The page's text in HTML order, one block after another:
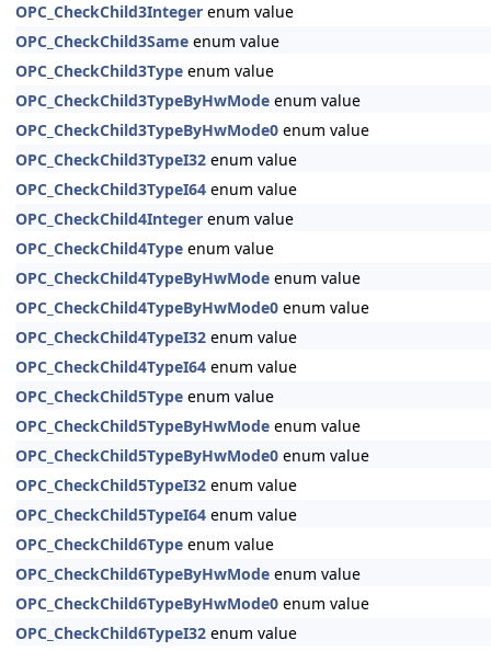
OPC_CheckChild3Integer enum value
OPC_CheckChild3Same enum value
OPC_CheckChild3Type enum value
OPC_CheckChild3TypeByHwMode enum value
OPC_CheckChild3TypeByHwMode0 enum value
OPC_CheckChild3TypeI32 enum value
OPC_CheckChild3TypeI64 enum value
OPC_CheckChild4Integer enum value
OPC_CheckChild4Type enum value
OPC_CheckChild4TypeByHwMode enum value
OPC_CheckChild4TypeByHwMode0 enum value
OPC_CheckChild4TypeI32 enum value
OPC_CheckChild4TypeI64 enum value
OPC_CheckChild5Type enum value
OPC_CheckChild5TypeByHwMode enum value
OPC_CheckChild5TypeByHwMode0 enum value
OPC_CheckChild5TypeI32 enum value
OPC_CheckChild5TypeI64 enum value
OPC_CheckChild6Type enum value
OPC_CheckChild6TypeByHwMode enum value
OPC_CheckChild6TypeByHwMode0 enum value
OPC_CheckChild6TypeI32 enum value